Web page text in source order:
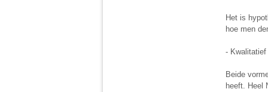
Het is
hoe men
-
Beide
heeft. Heel